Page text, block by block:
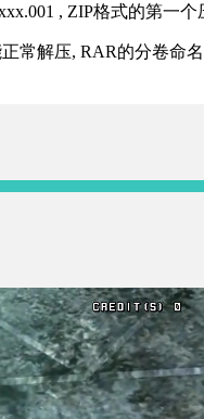
, ZIP格式的第一
解压, RAR的分卷命名